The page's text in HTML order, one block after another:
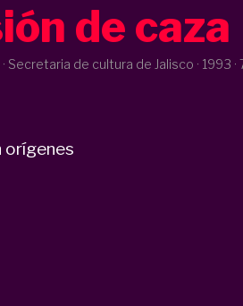
de caza
Secretaria de cultura de Jalisco · 1993
orígenes